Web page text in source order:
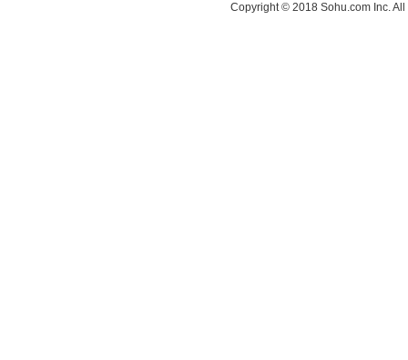
Copyright © 2018 Sohu.com Inc.